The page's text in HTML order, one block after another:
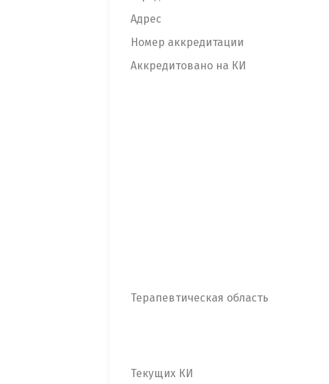
Адрес
Номер аккредитации
Аккредитовано на КИ
Терапевтическая область
Текущих КИ